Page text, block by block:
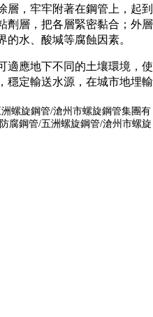
層，牢牢附著在鋼管上，起到
劑層，把各層緊密黏合；外層
水、酸堿等腐蝕因素。
適應地下不同的土壤環境，使
穩定輸送水源，在城市地埋輸
螺旋鋼管/滄州市螺旋鋼管集團有
腐鋼管/五洲螺旋鋼管/滄州市螺旋